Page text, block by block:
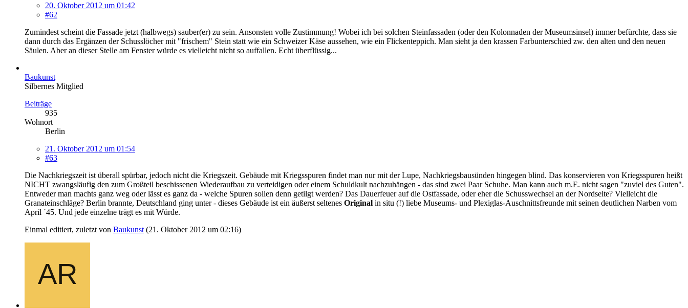
20. Oktober 2012 um 01:42
#62
Zumindest scheint die Fassade jetzt (halbwegs) sauber(er) zu sein. Ansonsten volle Zustimmung! Wobei ich bei solchen Steinfassaden (oder den Kolonnaden der Museumsinsel) immer befürchte, dass sie
dann durch das Ergänzen der Schusslöcher mit "frischem" Stein statt wie ein Schweizer Käse aussehen, wie ein Flickenteppich. Man sieht ja den krassen Farbunterschied zw. den alten und den neuen
Säulen. Aber an dieser Stelle am Fenster würde es vielleicht nicht so auffallen. Echt überflüssig...
Baukunst
Silbernes Mitglied
Beiträge
935
Wohnort
Berlin
21. Oktober 2012 um 01:54
#63
Die Nachkriegszeit ist überall spürbar, jedoch nicht die Kriegszeit. Gebäude mit Kriegsspuren findet man nur mit der Lupe, Nachkriegsbausünden hingegen blind. Das konservieren von Kriegsspuren heißt
NICHT zwangsläufig den zum Großteil beschissenen Wiederaufbau zu verteidigen oder einem Schuldkult nachzuhängen - das sind zwei Paar Schuhe. Man kann auch m.E. nicht sagen "zuviel des Guten".
Entweder man machts ganz weg oder lässt es ganz da - welche Spuren sollen denn getilgt werden? Das Dauerfeuer auf die Ostfassade, oder eher die Schusswechsel an der Nordseite? Vielleicht die
Granateinschläge? Berlin brannte, Deutschland ging unter - dieses Gebäude ist ein äußerst seltenes Original in situ (!) liebe Museums- und Plexiglas-Auschnittsfreunde mit seinen deutlichen Narben vom
April ´45. Und jede einzelne trägt es mit Würde.
Einmal editiert, zuletzt von Baukunst (21. Oktober 2012 um 02:16)